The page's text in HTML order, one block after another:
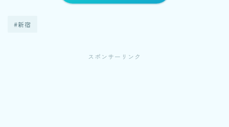
#新宿
スポンサーリンク